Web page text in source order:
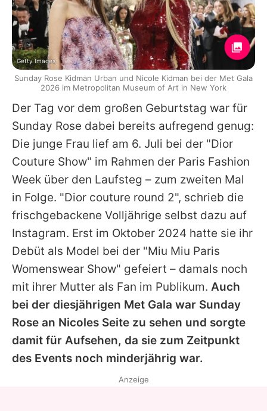
Der Tag vor dem großen Geburtstag war für
Sunday Rose dabei bereits aufregend genug:
Die junge Frau lief am 6. Juli bei der "Dior
Couture Show" im Rahmen der Paris Fashion
Week über den Laufsteg – zum zweiten Mal
in Folge. "Dior couture round 2", schrieb die
frischgebackene Volljährige selbst dazu auf
Instagram. Erst im Oktober 2024 hatte sie ihr
Debüt als Model bei der "Miu Miu Paris
Womenswear Show" gefeiert – damals noch
mit ihrer Mutter als Fan im Publikum. Auch
bei der diesjährigen Met Gala war Sunday
Rose an Nicoles Seite zu sehen und sorgte
damit für Aufsehen, da sie zum Zeitpunkt
des Events noch minderjährig war.
Getty Images
Sunday Rose Kidman Urban und Nicole Kidman bei der Met Gala
2026 im Metropolitan Museum of Art in New York
Anzeige